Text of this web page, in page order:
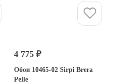
4 775 ₽
Обои 10465-02 Sirpi Brera
Pelle